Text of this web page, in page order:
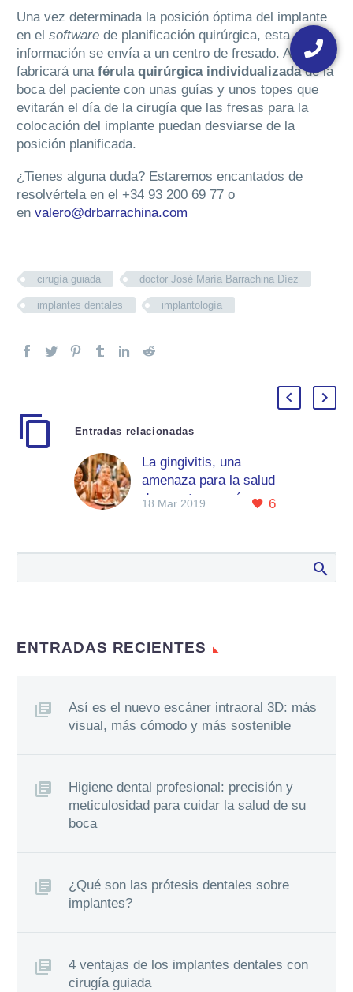
Una vez determinada la posición óptima del implante
en el software de planificación quirúrgica, esta
información se envía a un centro de fresado. Allí se
fabricará una férula quirúrgica individualizadade la
boca del paciente con unas guías y unos topes que
evitarán el día de la cirugía que las fresas para la
colocación del implante puedan desviarse de la
posición planificada.
¿Tienes alguna duda? Estaremos encantados de
resolvértela en el +34 93 200 69 77 o
en valero@drbarrachina.com
cirugía guiada doctor José María Barrachina Díez
implantes dentales implantología
Entradas relacionadas
La gingivitis, una
amenaza para la salud
de nuestras encías
patología más
Salud Oral en…
6
18 Mar 2019
ENTRADAS RECIENTES
Así es el nuevo escáner intraoral 3D: más
visual, más cómodo y más sostenible
Higiene dental profesional: precisión y
meticulosidad para cuidar la salud de su
boca
¿Qué son las prótesis dentales sobre
implantes?
4 ventajas de los implantes dentales con
cirugía guiada
Floating
button